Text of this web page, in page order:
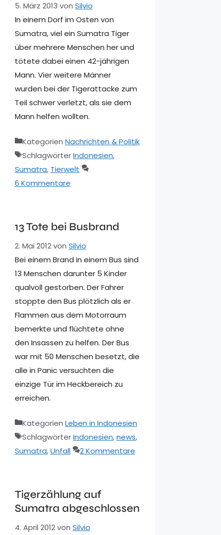
5. März 2013 von Silvio
In einem Dorf im Osten von
Sumatra, viel ein Sumatra Tiger
über mehrere Menschen her und
tötete dabei einen 42-jährigen
Mann. Vier weitere Männer
wurden bei der Tigerattacke zum
Teil schwer verletzt, als sie dem
Mann helfen wollten.
Kategorien Nachrichten & Politik
SchlagwörterIndonesien,
Sumatra, Tierwelt
6 Kommentare
13 Tote bei Busbrand
2. Mai 2012von Silvio
Bei einem Brand in einem Bus sind
13 Menschen darunter 5 Kinder
qualvoll gestorben. Der Fahrer
stoppte den Bus plötzlich als er
Flammen aus dem Motorraum
bemerkte und flüchtete ohne
den Insassen zu helfen. Der Bus
war mit 50 Menschen besetzt, die
alle in Panic versuchten die
einzige Tür im Heckbereich zu
erreichen.
Kategorien Leben in Indonesien
SchlagwörterIndonesien,news,
Sumatra,Unfall 2 Kommentare
Tigerzählung auf
Sumatra abgeschlossen
4. April 2012von Silvio